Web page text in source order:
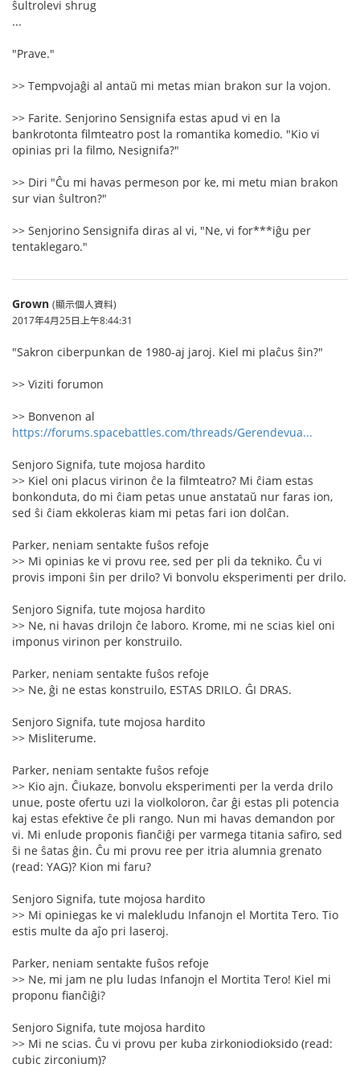
ŝultrolevi shrug
...
"Prave."
>> Tempvojaĝi al antaŭ mi metas mian brakon sur la vojon.
>> Farite. Senjorino Sensignifa estas apud vi en la
bankrotonta filmteatro post la romantika komedio. "Kio vi
opinias pri la filmo, Nesignifa?"
>> Diri "Ĉu mi havas permeson por ke, mi metu mian brakon
sur vian ŝultron?"
>> Senjorino Sensignifa diras al vi, "Ne, vi for***iĝu per
tentaklegaro."
Grown (顯示個人資料)
2017年4月25日上午8:44:31
"Sakron ciberpunkan de 1980-aj jaroj. Kiel mi plaĉus ŝin?"
>> Viziti forumon
>> Bonvenon al
https://forums.spacebattles.com/threads/Gerendevua...
Senjoro Signifa, tute mojosa hardito
>> Kiel oni placus virinon ĉe la filmteatro? Mi ĉiam estas
bonkonduta, do mi ĉiam petas unue anstataŭ nur faras ion,
sed ŝi ĉiam ekkoleras kiam mi petas fari ion dolĉan.
Parker, neniam sentakte fuŝos refoje
>> Mi opinias ke vi provu ree, sed per pli da tekniko. Ĉu vi
provis imponi ŝin per drilo? Vi bonvolu eksperimenti per drilo.
Senjoro Signifa, tute mojosa hardito
>> Ne, ni havas drilojn ĉe laboro. Krome, mi ne scias kiel oni
imponus virinon per konstruilo.
Parker, neniam sentakte fuŝos refoje
>> Ne, ĝi ne estas konstruilo, ESTAS DRILO. ĜI DRAS.
Senjoro Signifa, tute mojosa hardito
>> Misliterume.
Parker, neniam sentakte fuŝos refoje
>> Kio ajn. Ĉiukaze, bonvolu eksperimenti per la verda drilo
unue, poste ofertu uzi la violkoloron, ĉar ĝi estas pli potencia
kaj estas efektive ĉe pli rango. Nun mi havas demandon por
vi. Mi enlude proponis fianĉiĝi per varmega titania safiro, sed
ŝi ne ŝatas ĝin. Ĉu mi provu ree per itria alumnia grenato
(read: YAG)? Kion mi faru?
Senjoro Signifa, tute mojosa hardito
>> Mi opiniegas ke vi malekludu Infanojn el Mortita Tero. Tio
estis multe da aĵo pri laseroj.
Parker, neniam sentakte fuŝos refoje
>> Ne, mi jam ne plu ludas Infanojn el Mortita Tero! Kiel mi
proponu fianĉiĝi?
Senjoro Signifa, tute mojosa hardito
>> Mi ne scias. Ĉu vi provu per kuba zirkoniodioksido (read:
cubic zirconium)?